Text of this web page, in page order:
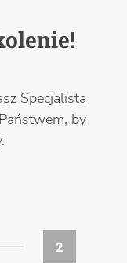
Specjalista
by
2